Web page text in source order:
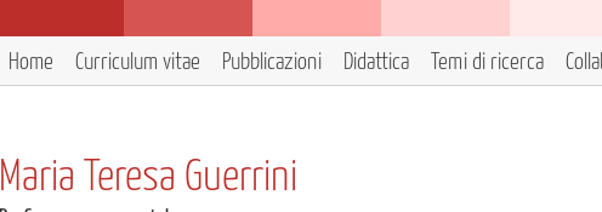
Home Curriculum vitae Pubblicazioni Didattica Temi di ricerca
Maria Teresa Guerrini